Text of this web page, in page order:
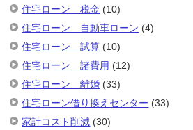
住宅ローン 税金 (10)
住宅ローン 自動車ローン (4)
住宅ローン 試算 (10)
住宅ローン 諸費用 (12)
住宅ローン 離婚 (33)
住宅ローン借り換えセンター (33)
家計コスト削減 (30)